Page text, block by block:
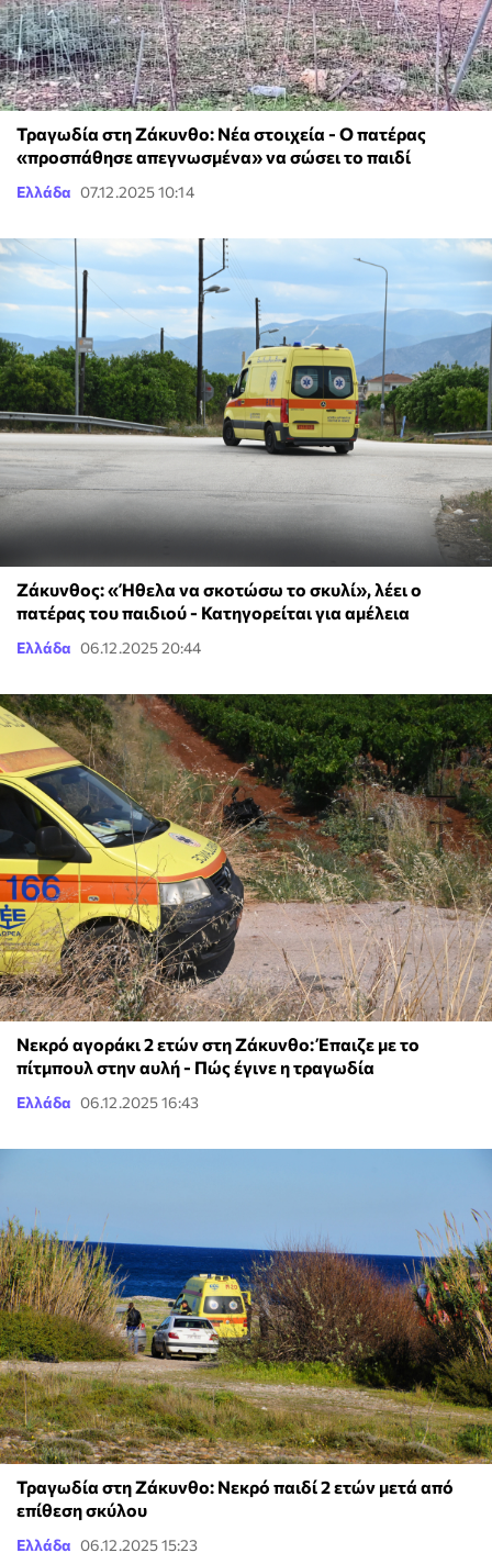
Τραγωδία στη Ζάκυνθο: Νέα στοιχεία - Ο πατέρας
«προσπάθησε απεγνωσμένα» να σώσει το παιδί
Ελλάδα 07.12.2025 10:14
Ζάκυνθος: «Ήθελα να σκοτώσω το σκυλί», λέει ο
πατέρας του παιδιού - Κατηγορείται για αμέλεια
Ελλάδα 06.12.2025 20:44
Νεκρό αγοράκι 2 ετών στη Ζάκυνθο: Έπαιζε με το
πίτμπουλ στην αυλή - Πώς έγινε η τραγωδία
Ελλάδα 06.12.2025 16:43
Τραγωδία στη Ζάκυνθο: Νεκρό παιδί 2 ετών μετά από
επίθεση σκύλου
Ελλάδα 06.12.2025 15:23